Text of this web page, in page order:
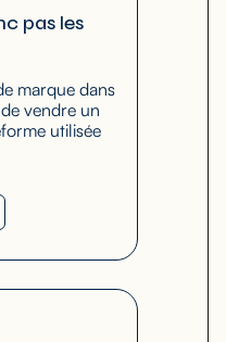
pas les
marque dans
vendre un
utilisée